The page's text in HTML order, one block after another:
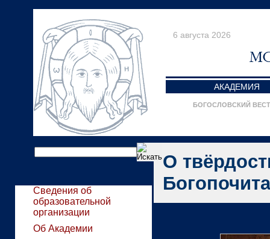
6 августа 2026
АКАДЕМИЯ
БОГОСЛОВСКИЙ
Сведения об
образовательной
организации
Об Академии
О